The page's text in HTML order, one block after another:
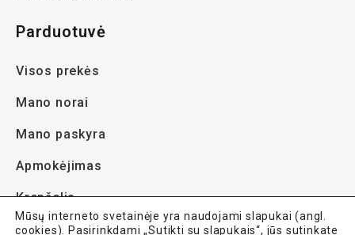
Parduotuvė
Visos prekės
Mano norai
Mano paskyra
Apmokėjimas
Krepšelis
Mūsų interneto svetainėje yra naudojami slapukai (angl.
cookies). Pasirinkdami „Sutikti su slapukais“, jūs sutinkate